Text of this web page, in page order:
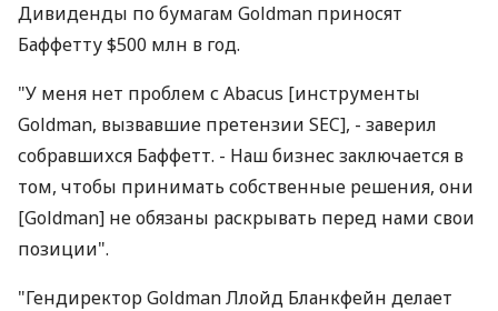
Дивиденды по бумагам Goldman приносят
Баффетту $500 млн в год.
"У меня нет проблем с Abacus [инструменты
Goldman, вызвавшие претензии SEC], - заверил
собравшихся Баффетт. - Наш бизнес заключается в
том, чтобы принимать собственные решения, они
[Goldman] не обязаны раскрывать перед нами свои
позиции".
"Гендиректор Goldman Ллойд Бланкфейн делает